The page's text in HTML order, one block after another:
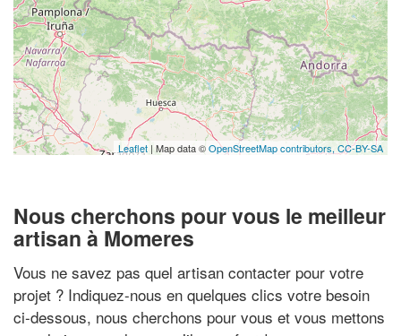
Leaflet | Map data ©OpenStreetMap contributors, CC-BY-SA
Nous cherchons pour vous le meilleur
artisan à Momeres
Vous ne savez pas quel artisan contacter pour votre
projet ? Indiquez-nous en quelques clics votre besoin
ci-dessous, nous cherchons pour vous et vous mettons